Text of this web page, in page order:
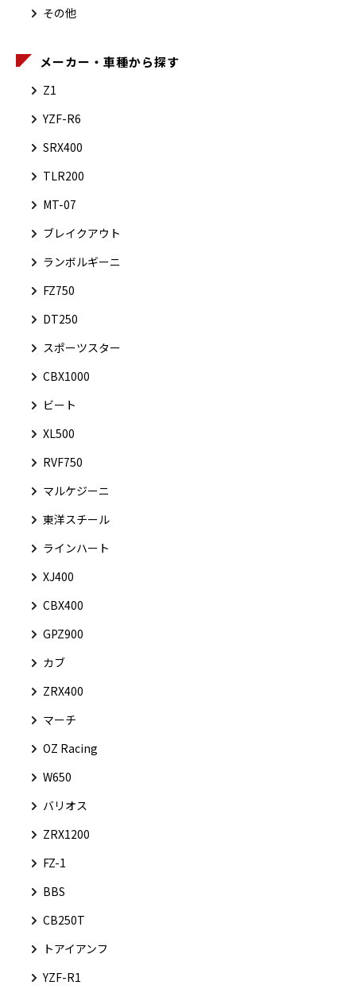
その他
メーカー・車種から探す
Z1
YZF-R6
SRX400
TLR200
MT-07
ブレイクアウト
ランボルギーニ
FZ750
DT250
スポーツスター
CBX1000
ビート
XL500
RVF750
マルケジーニ
東洋スチール
ラインハート
XJ400
CBX400
GPZ900
カブ
ZRX400
マーチ
OZ Racing
W650
バリオス
ZRX1200
FZ-1
BBS
CB250T
トアイアンフ
YZF-R1